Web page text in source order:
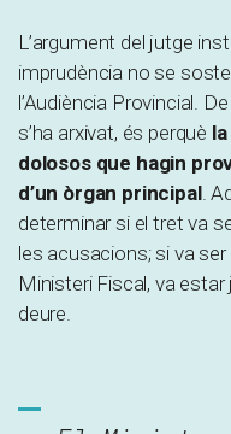
L’argument del jutge
imprudència no se
l’Audiència Provincial.
s’ha arxivat, és perquè
dolosos que hagin
d’un òrgan principal.
determinar si el tret va
les acusacions; si va
Ministeri Fiscal, va
deure.